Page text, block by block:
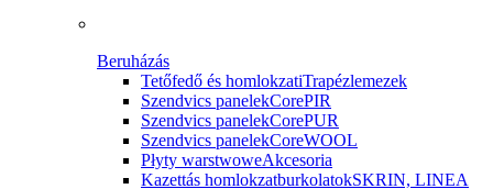
Beruházás
Tetőfedő és homlokzatiTrapézlemezek
Szendvics panelekCorePIR
Szendvics panelekCorePUR
Szendvics panelekCoreWOOL
Płyty warstwoweAkcesoria
Kazettás homlokzatburkolatokSKRIN, LINEA